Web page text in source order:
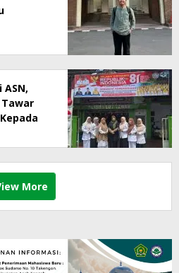
More